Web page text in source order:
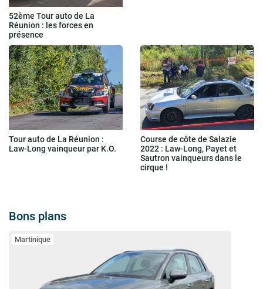
52ème Tour auto de La
Réunion : les forces en
présence
Tour auto de La Réunion :
Law-Long vainqueur par K.O.
Course de côte de Salazie
2022 : Law-Long, Payet et
Sautron vainqueurs dans le
cirque !
Bons plans
Martinique